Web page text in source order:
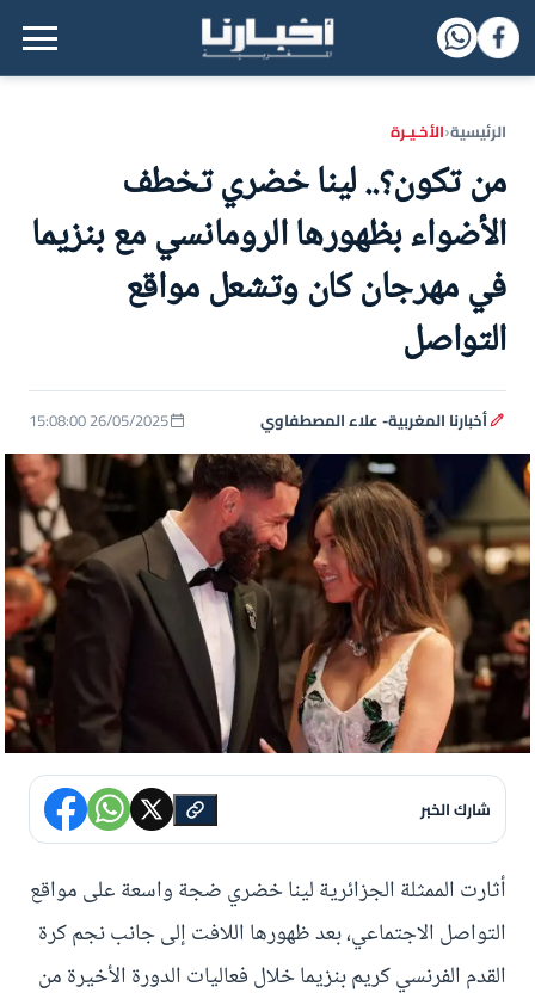
القائمة الرئيسية
الرئيسية‹الأخـيـرة
من تكون؟.. لينا خضري تخطف
الأضواء بظهورها الرومانسي مع بنزيما
في مهرجان كان وتشعل مواقع
التواصل
أخبارنا المغربية- علاء المصطفاوي 26/05/2025 15:08:00
شارك الخبر
أثارت الممثلة الجزائرية لينا خضري ضجة واسعة على مواقع
التواصل الاجتماعي، بعد ظهورها اللافت إلى جانب نجم كرة
القدم الفرنسي كريم بنزيما خلال فعاليات الدورة الأخيرة من